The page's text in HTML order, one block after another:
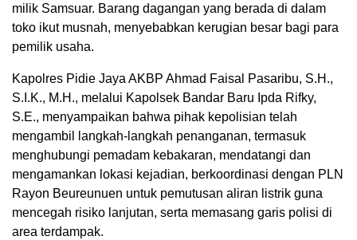
milik Samsuar. Barang dagangan yang berada di dalam
toko ikut musnah, menyebabkan kerugian besar bagi para
pemilik usaha.
Kapolres Pidie Jaya AKBP Ahmad Faisal Pasaribu, S.H.,
S.I.K., M.H., melalui Kapolsek Bandar Baru Ipda Rifky,
S.E., menyampaikan bahwa pihak kepolisian telah
mengambil langkah-langkah penanganan, termasuk
menghubungi pemadam kebakaran, mendatangi dan
mengamankan lokasi kejadian, berkoordinasi dengan PLN
Rayon Beureunuen untuk pemutusan aliran listrik guna
mencegah risiko lanjutan, serta memasang garis polisi di
area terdampak.